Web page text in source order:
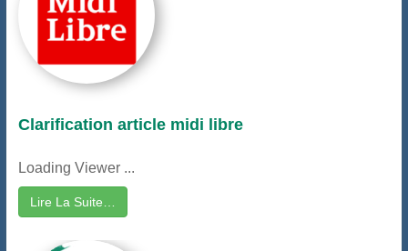
Clarification article midi libre
Loading Viewer ...
Lire La Suite…